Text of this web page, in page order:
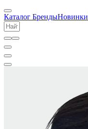
Каталог БрендыНовинки